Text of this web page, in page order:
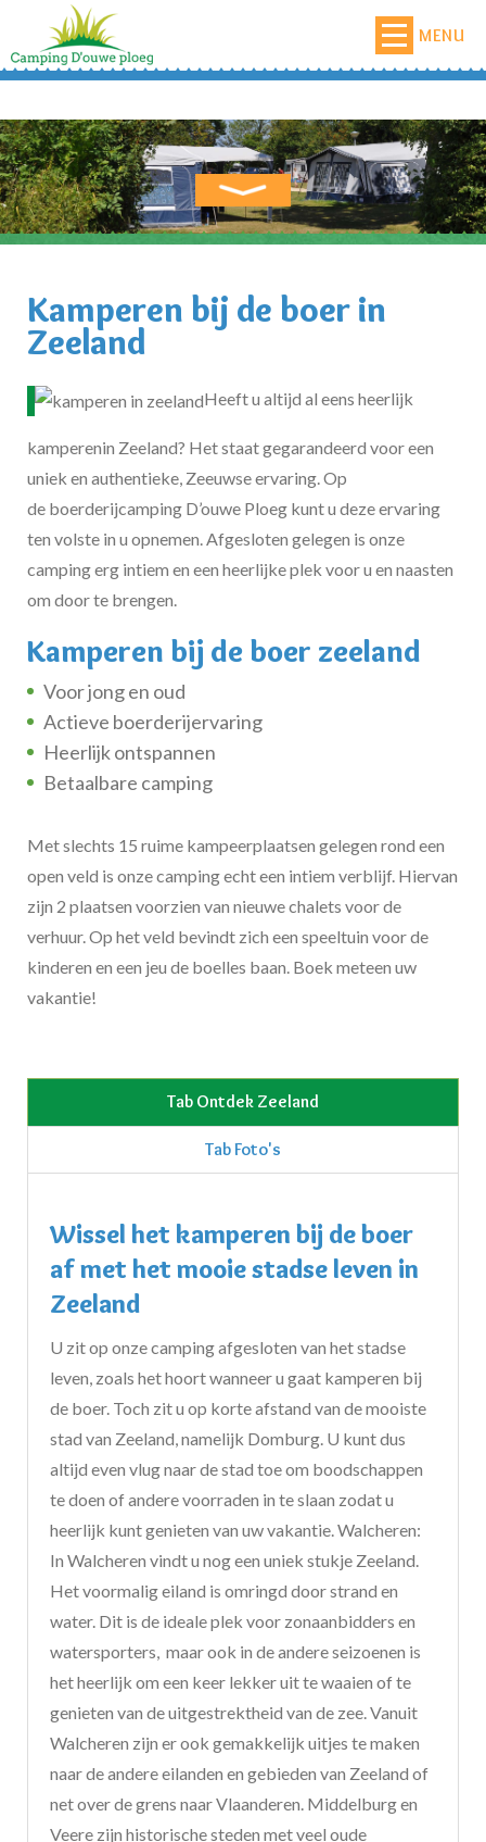
MENU
Kamperen bij de boer in
Zeeland
Heeft u altijd al eens heerlijk
kamperenin Zeeland? Het staat gegarandeerd voor een
uniek en authentieke, Zeeuwse ervaring. Op
de boerderijcamping D’ouwe Ploeg kunt u deze ervaring
ten volste in u opnemen. Afgesloten gelegen is onze
camping erg intiem en een heerlijke plek voor u en naasten
om door te brengen.
Kamperen bij de boer zeeland
Voor jong en oud
Actieve boerderijervaring
Heerlijk ontspannen
Betaalbare camping
Met slechts 15 ruime kampeerplaatsen gelegen rond een
open veld is onze camping echt een intiem verblijf. Hiervan
zijn 2 plaatsen voorzien van nieuwe chalets voor de
verhuur. Op het veld bevindt zich een speeltuin voor de
kinderen en een jeu de boelles baan. Boek meteen uw
vakantie!
Tab Ontdek Zeeland
Tab Foto's
Wissel het kamperen bij de boer
af met het mooie stadse leven in
Zeeland
U zit op onze camping afgesloten van het stadse
leven, zoals het hoort wanneer u gaat kamperen bij
de boer. Toch zit u op korte afstand van de mooiste
stad van Zeeland, namelijk Domburg. U kunt dus
altijd even vlug naar de stad toe om boodschappen
te doen of andere voorraden in te slaan zodat u
heerlijk kunt genieten van uw vakantie. Walcheren:
In Walcheren vindt u nog een uniek stukje Zeeland.
Het voormalig eiland is omringd door strand en
water. Dit is de ideale plek voor zonaanbidders en
watersporters, maar ook in de andere seizoenen is
het heerlijk om een keer lekker uit te waaien of te
genieten van de uitgestrektheid van de zee. Vanuit
Walcheren zijn er ook gemakkelijk uitjes te maken
naar de andere eilanden en gebieden van Zeeland of
net over de grens naar Vlaanderen. Middelburg en
Veere zijn historische steden met veel oude